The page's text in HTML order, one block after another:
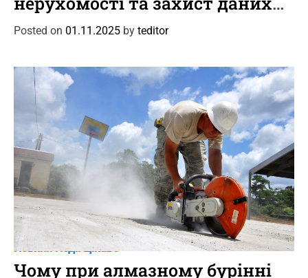
e
g
i
клієнтів
Posted on 01.11.2025 by teditor
C
a
Новини Події Цікаве
Чому при алмазному бурінні